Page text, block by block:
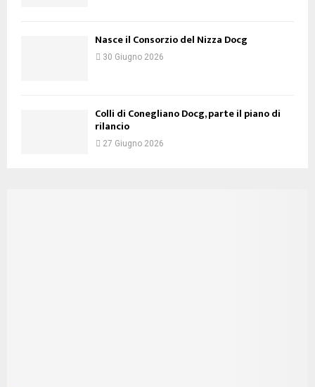
Nasce il Consorzio del Nizza Docg
30 Giugno 2026
Colli di Conegliano Docg, parte il piano di
rilancio
27 Giugno 2026